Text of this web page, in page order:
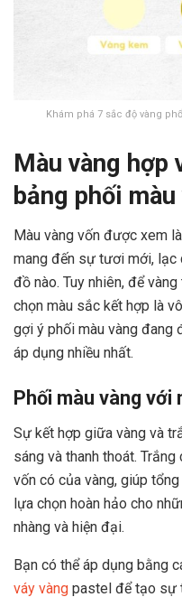
Khám phá 7 sắc độ vàng
Màu vàng hợp
bảng phối
Màu vàng vốn được xem
mang đến sự tươi mới, lạc
đồ nào. Tuy nhiên, để
chọn màu sắc kết hợp là
gợi ý phối màu vàng đang
áp dụng nhiều nhất.
Phối màu vàng với
Sự kết hợp giữa vàng và
sáng và thanh thoát.
vốn có của vàng, giúp
lựa chọn hoàn hảo cho
nhàng và hiện đại.
Bạn có thể áp dụng bằng
váy vàng pastel để tạo sự